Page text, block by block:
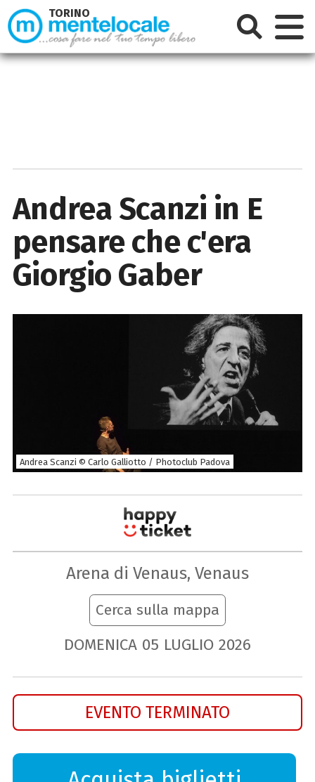
Andrea Scanzi in E
pensare che c'era
Giorgio Gaber
Andrea Scanzi © Carlo Galliotto / Photoclub Padova
Arena di Venaus, Venaus
Cerca sulla mappa
DOMENICA 05 LUGLIO 2026
EVENTO TERMINATO
TORINO